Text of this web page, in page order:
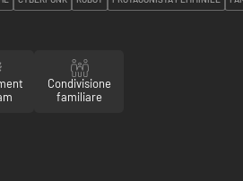
Condivisione
familiare